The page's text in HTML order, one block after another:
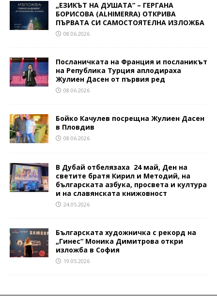
„ЕЗИКЪТ НА ДУШАТА“ – ГЕРГАНА
БОРИСОВА (ALHIMERRA) ОТКРИВА
ПЪРВАТА СИ САМОСТОЯТЕЛНА ИЗЛОЖБА
08.06.2026
Посланичката на Франция и посланикът
на Република Турция аплодираха
Жулиен Дасен от първия ред
08.06.2026
Бойко Качулев посрещна Жулиен Дасен
в Пловдив
08.06.2026
В Дубай отбелязаха 24 май, Ден на
светите братя Кирил и Методий, на
българската азбука, просвета и култура
и на славянската книжовност
24.05.2026
Българската художничка с рекорд на
„Гинес“ Моника Димитрова откри
изложба в София
19.05.2026